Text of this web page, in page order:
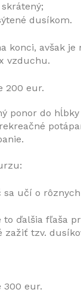
dusíkom.
vzduchu.
200 eur.
ponor do
sa učí o
to ďalšia fľaša
tzv.
300 eur.